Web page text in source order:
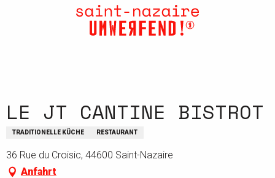
LE JT CANTINE BISTROT
TRADITIONELLE KÜCHE RESTAURANT
36 Rue du Croisic, 44600 Saint-Nazaire
Anfahrt